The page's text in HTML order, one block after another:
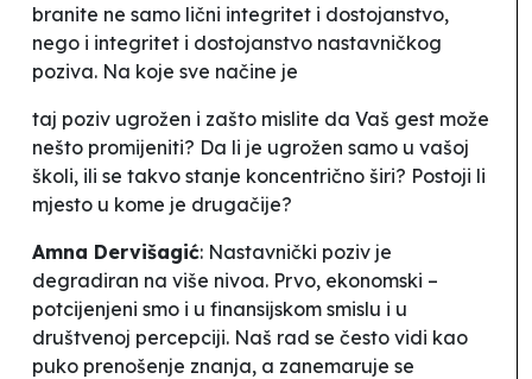
branite ne samo lični integritet i dostojanstvo,
nego i integritet i dostojanstvo nastavničkog
poziva. Na koje sve načine je
taj poziv ugrožen i zašto mislite da Vaš gest može
nešto promijeniti? Da li je ugrožen samo u vašoj
školi, ili se takvo stanje koncentrično širi? Postoji li
mjesto u kome je drugačije?
Amna Dervišagić: Nastavnički poziv je
degradiran na više nivoa. Prvo, ekonomski –
potcijenjeni smo i u finansijskom smislu i u
društvenoj percepciji. Naš rad se često vidi kao
puko prenošenje znanja, a zanemaruje se